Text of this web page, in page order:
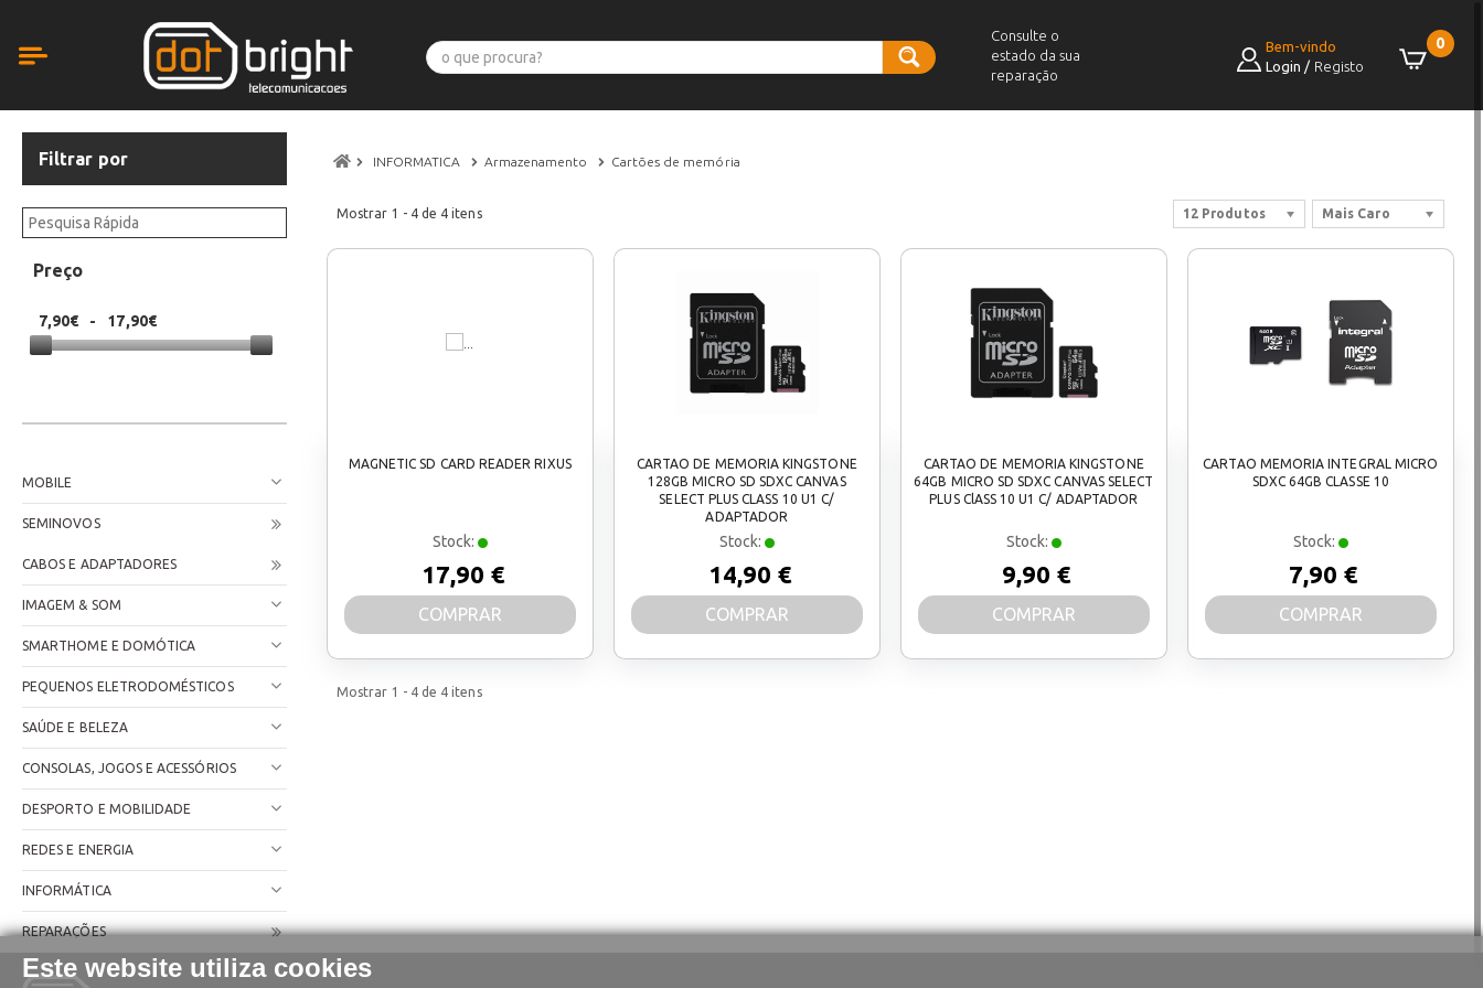
Este website utiliza cookies
Consulte o
estado da sua
reparação
0
Bem-vindo
Login / Registo
Filtrar por
Preço
7,90€ - 17,90€
MOBILE
SEMINOVOS
CABOS E ADAPTADORES
IMAGEM & SOM
SMARTHOME E DOMÓTICA
PEQUENOS ELETRODOMÉSTICOS
SAÚDE E BELEZA
CONSOLAS, JOGOS E ACESSÓRIOS
DESPORTO E MOBILIDADE
REDES E ENERGIA
INFORMÁTICA
REPARAÇÕES
INFORMATICA Armazenamento Cartões de memória
Mostrar 1 - 4de 4 itens Mais Caro
12 Produtos
MAGNETIC SD CARD READER RIXUS
Stock:
17,90 €
COMPRAR
CARTAO DE MEMORIA KINGSTONE
128GB MICRO SD SDXC CANVAS
SELECT PLUS CLASS 10 U1 C/
ADAPTADOR
Stock:
14,90 €
COMPRAR
CARTAO DE MEMORIA KINGSTONE
64GB MICRO SD SDXC CANVAS SELECT
PLUS ClASS 10 U1 C/ ADAPTADOR
Stock:
9,90 €
COMPRAR
CARTAO MEMORIA INTEGRAL MICRO
SDXC 64GB CLASSE 10
Stock:
7,90 €
COMPRAR
Mostrar 1 - 4de 4 itens